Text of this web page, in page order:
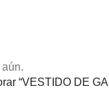
“VESTIDO DE